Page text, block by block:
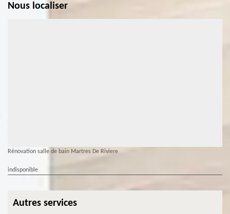
Nous localiser
Rénovation salle de bain Martres De Riviere
indisponible
Autres services